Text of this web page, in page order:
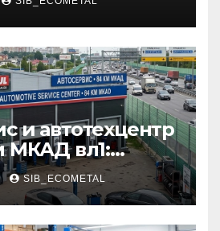
и автотехцентр
МКАД вл1:
и режим
SIB_ECOMETAL